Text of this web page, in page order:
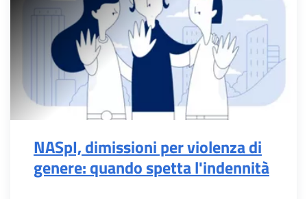
NASpI, dimissioni per violenza di
genere: quando spetta l'indennità